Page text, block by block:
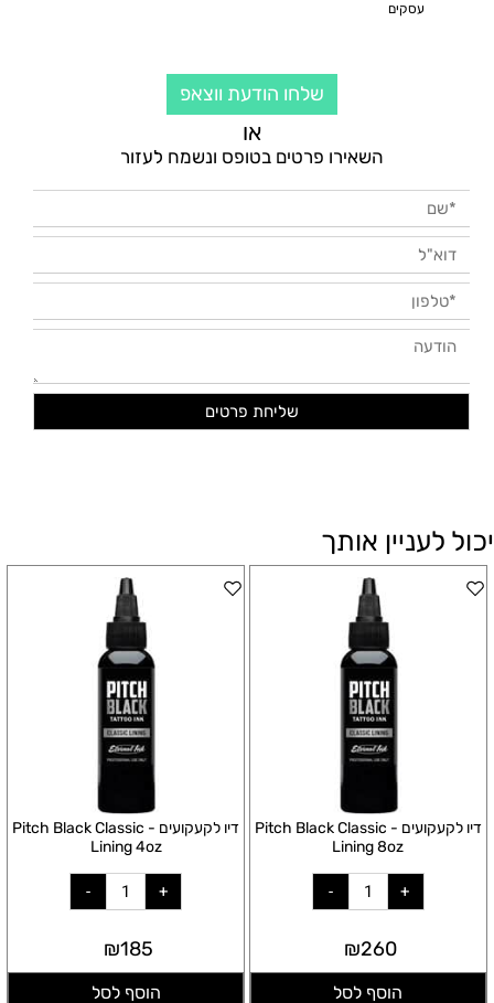
עסקים
שלחו הודעת ווצאפ
או
השאירו פרטים בטופס ונשמח לעזור
יכול לעניין אותך
דיו לקעקועים - Pitch Black Classic
Lining 8oz
₪260
הוסף לסל
דיו לקעקועים - Pitch Black Classic
Lining 4oz
₪185
הוסף לסל